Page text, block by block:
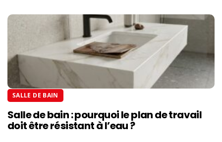
SALLE DE BAIN
Salle de bain : pourquoi le plan de travail
doit être résistant à l’eau ?